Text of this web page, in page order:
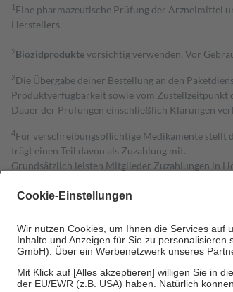
1 Eine pharmazeutische Prüfung der Arzneimittel
Herstellers.
2Biozidproduktevorsichtig verwenden. Vor
3Die Übergabe deiner Bestellung an den
Produktverfügbarkeit sowie vom Zustellzeitpunkt
Dauer der Prüfungen einschließlich Klärungen
4Für verschreibungspflichtige Medikamente stellt
trägt einen Teil davon als Zuzahlung mit.
Grundsätzlich leisten Mitglieder Zuzahlungen in
Diese Regeln gelten grundsätzlich auch für Online-
Um das Engagement der Versicherten für ihre
• Kindern und Jugendlichen bis zum vollendeten
• Untersuchungen zur Vorsorge und
• empfohlenen Schutzimpfungen
• Harn- und Blutteststreifen